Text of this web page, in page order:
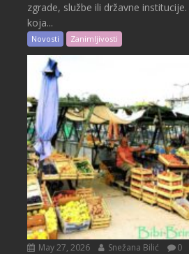
zgrade, službe ili državne
koja...
Novosti Zanimljivosti
May 27, 2026 Snežana Bilić 0